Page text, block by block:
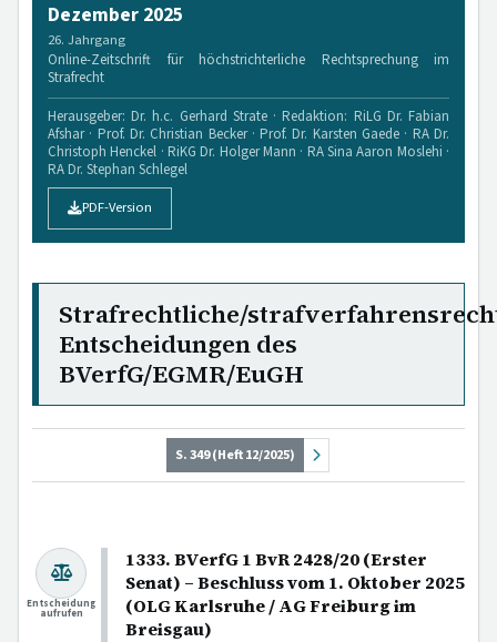
Dezember 2025
26. Jahrgang
Online-Zeitschrift für höchstrichterliche Rechtsprechung im
Strafrecht
Herausgeber: Dr. h.c. Gerhard Strate · Redaktion: RiLG Dr. Fabian
Afshar · Prof. Dr. Christian Becker · Prof. Dr. Karsten Gaede · RA Dr.
Christoph Henckel · RiKG Dr. Holger Mann · RA Sina Aaron Moslehi ·
RA Dr. Stephan Schlegel
PDF-Version
Strafrechtliche/
Entscheidungen des
BVerfG/EGMR/EuGH
S. 349 (Heft 12/2025)
1333. BVerfG 1 BvR 2428/20 (Erster
Senat) – Beschluss vom 1. Oktober 2025
(OLG Karlsruhe / AG Freiburg im
Breisgau)
Entscheidung
aufrufen